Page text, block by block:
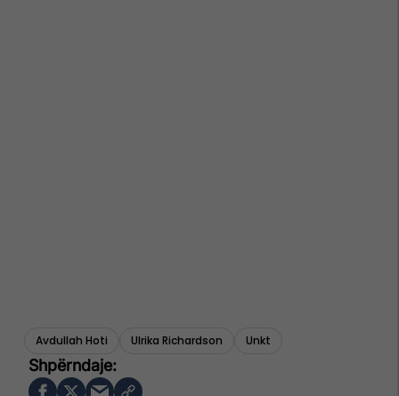
Avdullah Hoti Ulrika Richardson Unkt